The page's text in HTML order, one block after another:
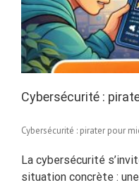
Cybersécurité :
Cybersécurité : pirater pour
La cybersécurité
situation concrète :